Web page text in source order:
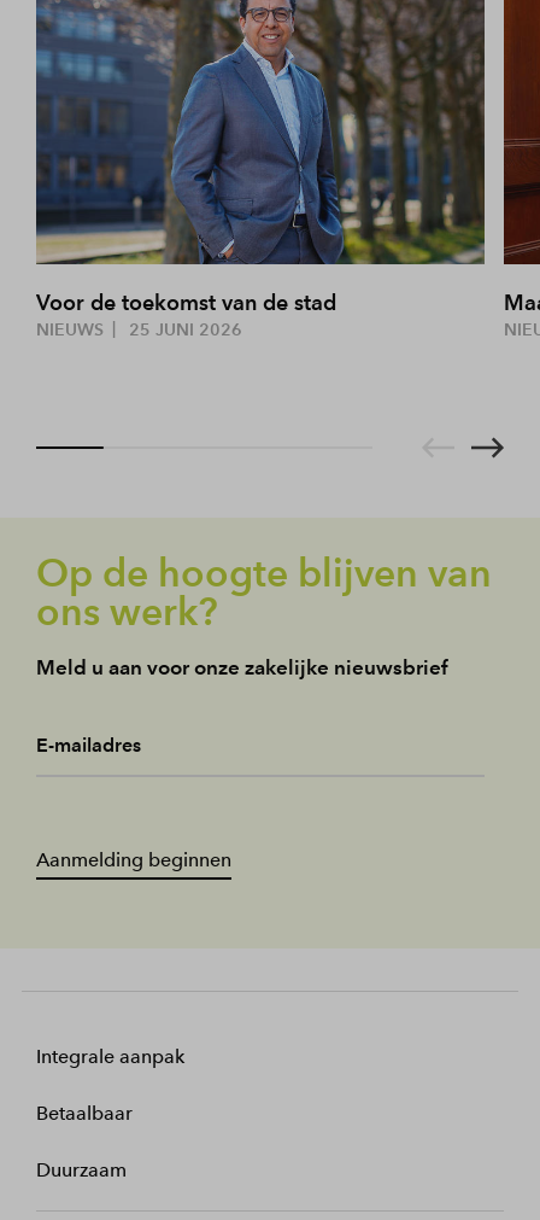
Voor de toekomst van de stad
NIEUWS 25 JUNI 2026
Op de hoogte blijven van
ons werk?
Meld u aan voor onze zakelijke nieuwsbrief
E-mailadres
Aanmelding beginnen
Integrale aanpak
Betaalbaar
Duurzaam